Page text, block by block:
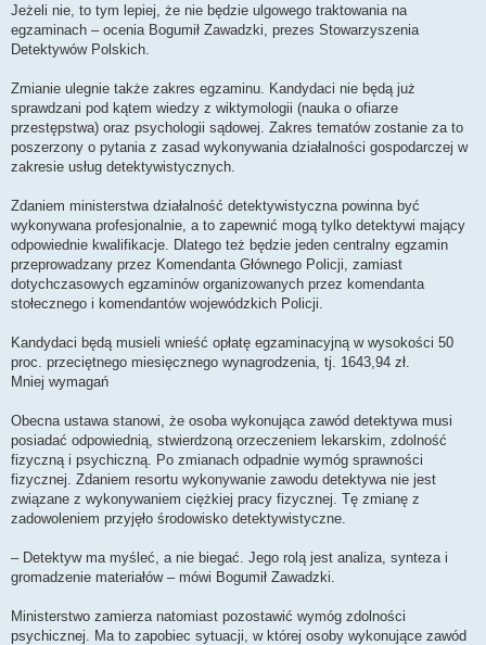
Jeżeli nie, to tym lepiej, że nie będzie ulgowego traktowania na
egzaminach – ocenia Bogumił Zawadzki, prezes Stowarzyszenia
Detektywów Polskich.
Zmianie ulegnie także zakres egzaminu. Kandydaci nie będą już
sprawdzani pod kątem wiedzy z wiktymologii (nauka o ofiarze
przestępstwa) oraz psychologii sądowej. Zakres tematów zostanie za to
poszerzony o pytania z zasad wykonywania działalności gospodarczej w
zakresie usług detektywistycznych.
Zdaniem ministerstwa działalność detektywistyczna powinna być
wykonywana profesjonalnie, a to zapewnić mogą tylko detektywi mający
odpowiednie kwalifikacje. Dlatego też będzie jeden centralny egzamin
przeprowadzany przez Komendanta Głównego Policji, zamiast
dotychczasowych egzaminów organizowanych przez komendanta
stołecznego i komendantów wojewódzkich Policji.
Kandydaci będą musieli wnieść opłatę egzaminacyjną w wysokości 50
proc. przeciętnego miesięcznego wynagrodzenia, tj. 1643,94 zł.
Mniej wymagań
Obecna ustawa stanowi, że osoba wykonująca zawód detektywa musi
posiadać odpowiednią, stwierdzoną orzeczeniem lekarskim, zdolność
fizyczną i psychiczną. Po zmianach odpadnie wymóg sprawności
fizycznej. Zdaniem resortu wykonywanie zawodu detektywa nie jest
związane z wykonywaniem ciężkiej pracy fizycznej. Tę zmianę z
zadowoleniem przyjęło środowisko detektywistyczne.
– Detektyw ma myśleć, a nie biegać. Jego rolą jest analiza, synteza i
gromadzenie materiałów – mówi Bogumił Zawadzki.
Ministerstwo zamierza natomiast pozostawić wymóg zdolności
psychicznej. Ma to zapobiec sytuacji, w której osoby wykonujące zawód